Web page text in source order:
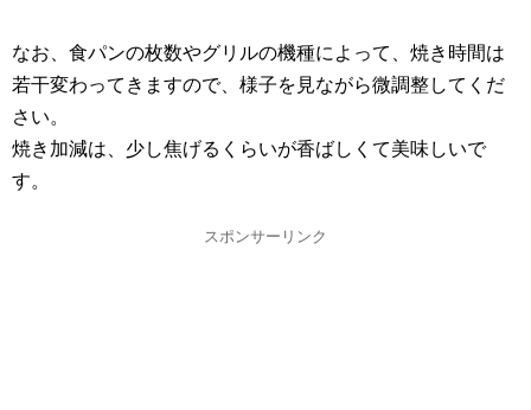
なお、食パンの枚数やグリルの機種によって、焼き時間は
若干変わってきますので、様子を見ながら微調整してくだ
さい。
焼き加減は、少し焦げるくらいが香ばしくて美味しいで
す。
スポンサーリンク